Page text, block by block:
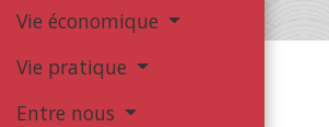
Vie économique
Vie pratique
Entre nous